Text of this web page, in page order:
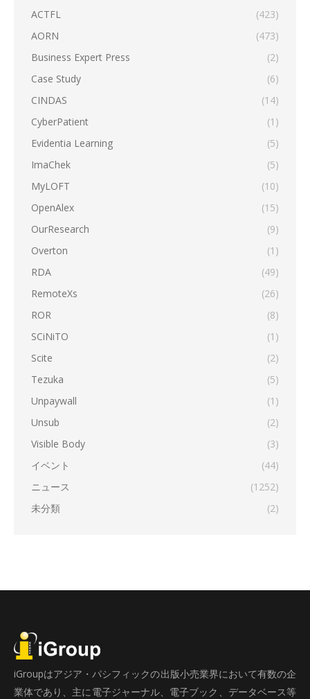
ACTFL
(423)
AORN
(473)
Business Expert Press
(2)
Case Study
(6)
CINDAS
(14)
CyberPatient
(1)
Evidentia Learning
(5)
ImaChek
(5)
MyLOFT
(10)
OpenAlex
(15)
OurResearch
(9)
Overton
(1)
RDA
(49)
RemoteXs
(26)
ROR
(8)
SCiNiTO
(1)
Scite
(2)
Tezuka
(5)
Unpaywall
(1)
Unsub
(2)
Visible Body
(3)
イベント
(44)
ニュース
(1252)
未分類
(2)
iGroupはアジア・パシフィックの出版小売業界において有数の企
業体であり、主に電子ジャーナル、電子ブック、データベース等